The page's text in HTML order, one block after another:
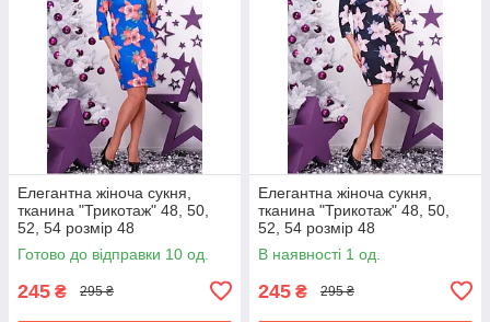
Елегантна жіноча сукня,
тканина "Трикотаж" 48, 50,
52, 54 розмір 48
Готово до відправки 10 од.
245 ₴ 295 ₴
Елегантна жіноча сукня,
тканина "Трикотаж" 48, 50,
52, 54 розмір 48
В наявності 1 од.
245 ₴ 295 ₴